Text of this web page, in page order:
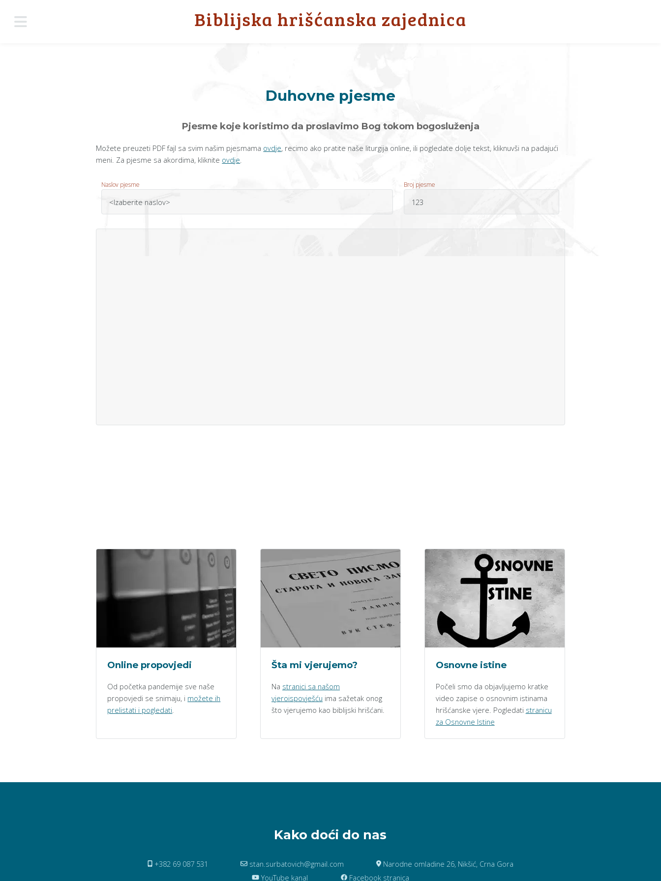
Biblijska hrišćanska zajednica
Duhovne pjesme
Pjesme koje koristimo da proslavimo Bog tokom bogosluženja
Možete preuzeti PDF fajl sa svim našim pjesmama ovdje, recimo ako pratite naše liturgija online, ili pogledate dolje tekst, kliknuvši na padajući
meni. Za pjesme sa akordima, kliknite ovdje
Naslov pjesme Broj pjesme
Online propovjedi
Od početka pandemije sve naše
propovjedi se snimaju, i možete ih
prelistati i pogledati.
Šta mi vjerujemo?
Na stranici sa našom
vjeroispovješću ima sažetak onog
što vjerujemo kao biblijski hrišćani.
Osnovne istine
Počeli smo da objavljujemo kratke
video zapise o osnovnim istinama
hrišćanske vjere. Pogledati stranicu
za Osnovne Istine
Kako doći do nas
+382 69 087 531 stan.surbatovich@gmail.com
Narodne omladine 26, Nikšić, Crna Gora
YouTube kanal
Facebook stranica